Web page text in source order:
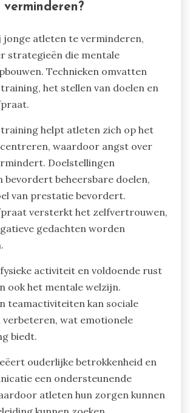
jonge atleten te verminderen,
strategieën die mentale
Technieken omvatten
het stellen van doelen en
helpt atleten zich op het
waardoor angst over
Doelstellingen
bevordert beheersbare doelen,
van prestatie bevordert.
versterkt het zelfvertrouwen,
gedachten worden
activiteit en voldoende rust
ook het mentale welzijn.
teamactiviteiten kan sociale
verbeteren, wat emotionele
biedt.
ouderlijke betrokkenheid en
een ondersteunende
atleten hun zorgen kunnen